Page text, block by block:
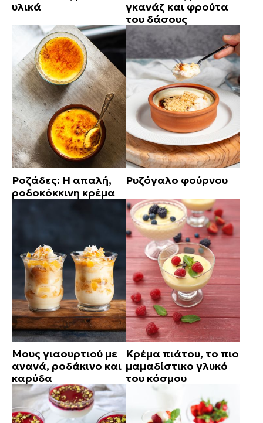
υλικά
γκανάζ και φρούτα
του δάσους
Ροζάδες: Η απαλή,
ροδοκόκκινη κρέμα
Ρυζόγαλο φούρνου
Μους γιαουρτιού με
ανανά, ροδάκινο και
καρύδα
Κρέμα πιάτου, το πιο
μαμαδίστικο γλυκό
του κόσμου